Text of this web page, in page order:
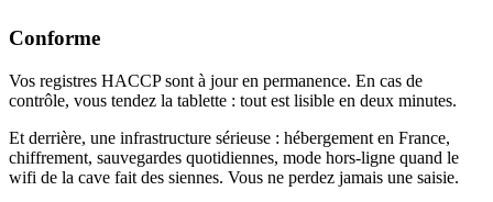
Conforme
Vos registres HACCP sont à jour en permanence. En cas de
contrôle, vous tendez la tablette : tout est lisible en deux minutes.
Et derrière, une infrastructure sérieuse : hébergement en France,
chiffrement, sauvegardes quotidiennes, mode hors-ligne quand le
wifi de la cave fait des siennes. Vous ne perdez jamais une saisie.